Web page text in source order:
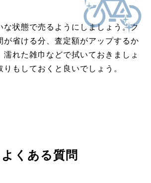
な状態で売るようにしましょう。ク
が省ける分、査定額がアップするか
濡れた雑巾などで拭いておきましょ
りもしておくと良いでしょう。
よくある質問